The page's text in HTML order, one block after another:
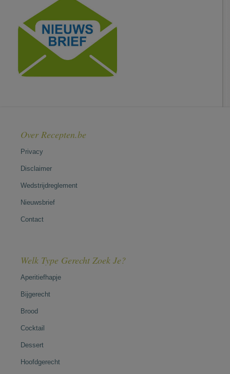
Over Recepten.be
Privacy
Disclaimer
Wedstrijdreglement
Nieuwsbrief
Contact
Welk Type Gerecht Zoek Je?
Aperitiefhapje
Bijgerecht
Brood
Cocktail
Dessert
Hoofdgerecht